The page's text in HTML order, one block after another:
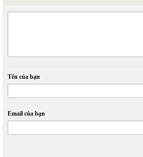
Tên của bạn
Email của bạn